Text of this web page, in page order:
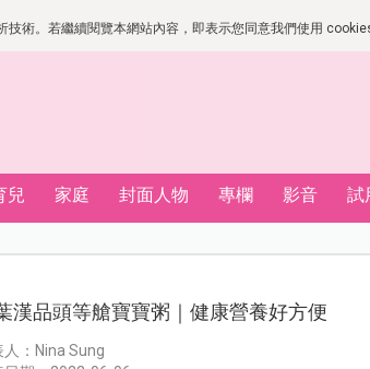
術。若繼續閱覽本網站內容，即表示您同意我們使用
兒 家庭 封面人物 專欄 影音 試
漢品頭等艙寶寶粥｜健康營養好方便
人：Nina Sung